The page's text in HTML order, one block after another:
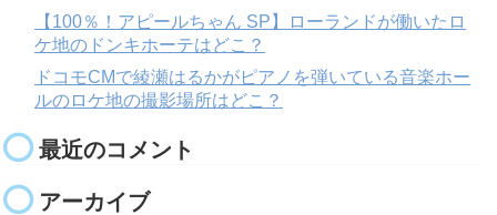
【100％！アピールちゃん SP】ローランドが働いたロ
ケ地のドンキホーテはどこ？
ドコモCMで綾瀬はるかがピアノを弾いている音楽ホー
ルのロケ地の撮影場所はどこ？
最近のコメント
アーカイブ